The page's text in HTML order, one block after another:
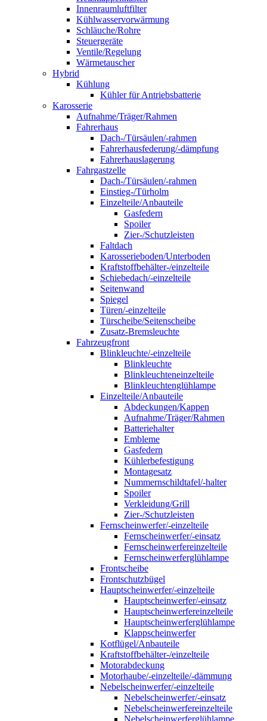
Innenraumluftfilter
Kühlwasservorwärmung
Schläuche/Rohre
Steuergeräte
Ventile/Regelung
Wärmetauscher
Hybrid
Kühlung
Kühler für Antriebsbatterie
Karosserie
Aufnahme/Träger/Rahmen
Fahrerhaus
Dach-/Türsäulen/-rahmen
Fahrerhausfederung/-dämpfung
Fahrerhauslagerung
Fahrgastzelle
Dach-/Türsäulen/-rahmen
Einstieg-/Türholm
Einzelteile/Anbauteile
Gasfedern
Spoiler
Zier-/Schutzleisten
Faltdach
Karosserieboden/Unterboden
Kraftstoffbehälter-/einzelteile
Schiebedach/-einzelteile
Seitenwand
Spiegel
Türen/-einzelteile
Türscheibe/Seitenscheibe
Zusatz-Bremsleuchte
Fahrzeugfront
Blinkleuchte/-einzelteile
Blinkleuchte
Blinkleuchteneinzelteile
Blinkleuchtenglühlampe
Einzelteile/Anbauteile
Abdeckungen/Kappen
Aufnahme/Träger/Rahmen
Batteriehalter
Embleme
Gasfedern
Kühlerbefestigung
Montagesatz
Nummernschildtafel/-halter
Spoiler
Verkleidung/Grill
Zier-/Schutzleisten
Fernscheinwerfer/-einzelteile
Fernscheinwerfer/-einsatz
Fernscheinwerfereinzelteile
Fernscheinwerferglühlampe
Frontscheibe
Frontschutzbügel
Hauptscheinwerfer/-einzelteile
Hauptscheinwerfer/-einsatz
Hauptscheinwerfereinzelteile
Hauptscheinwerferglühlampe
Klappscheinwerfer
Kotflügel/Anbauteile
Kraftstoffbehälter-/einzelteile
Motorabdeckung
Motorhaube/-einzelteile/-dämmung
Nebelscheinwerfer/-einzelteile
Nebelscheinwerfer/-einsatz
Nebelscheinwerfereinzelteile
Nebelscheinwerferglühlampe